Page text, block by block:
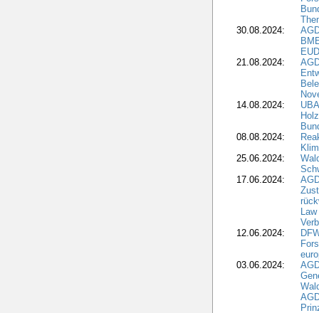
30.08.2024:
21.08.2024:
14.08.2024:
08.08.2024:
25.06.2024:
17.06.2024:
12.06.2024:
03.06.2024: